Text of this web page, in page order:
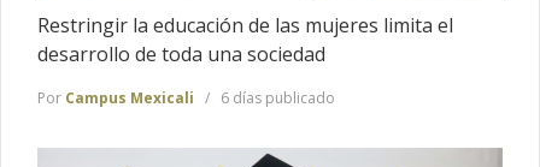
Restringir la educación de las mujeres limita el
desarrollo de toda una sociedad
Por Campus Mexicali 6 días publicado